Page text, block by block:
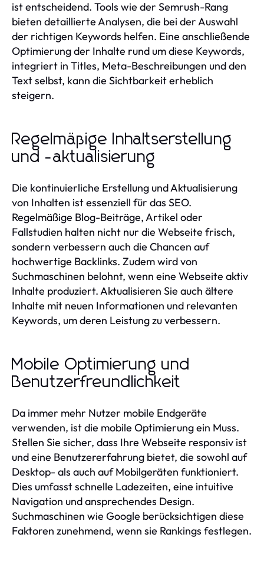
ist entscheidend. Tools wie der Semrush-Rang
bieten detaillierte Analysen, die bei der Auswahl
der richtigen Keywords helfen. Eine anschließende
Optimierung der Inhalte rund um diese Keywords,
integriert in Titles, Meta-Beschreibungen und den
Text selbst, kann die Sichtbarkeit erheblich
steigern.
Regelmäßige Inhaltserstellung
und -aktualisierung
Die kontinuierliche Erstellung und Aktualisierung
von Inhalten ist essenziell für das SEO.
Regelmäßige Blog-Beiträge, Artikel oder
Fallstudien halten nicht nur die Webseite frisch,
sondern verbessern auch die Chancen auf
hochwertige Backlinks. Zudem wird von
Suchmaschinen belohnt, wenn eine Webseite aktiv
Inhalte produziert. Aktualisieren Sie auch ältere
Inhalte mit neuen Informationen und relevanten
Keywords, um deren Leistung zu verbessern.
Mobile Optimierung und
Benutzerfreundlichkeit
Da immer mehr Nutzer mobile Endgeräte
verwenden, ist die mobile Optimierung ein Muss.
Stellen Sie sicher, dass Ihre Webseite responsiv ist
und eine Benutzererfahrung bietet, die sowohl auf
Desktop- als auch auf Mobilgeräten funktioniert.
Dies umfasst schnelle Ladezeiten, eine intuitive
Navigation und ansprechendes Design.
Suchmaschinen wie Google berücksichtigen diese
Faktoren zunehmend, wenn sie Rankings festlegen.